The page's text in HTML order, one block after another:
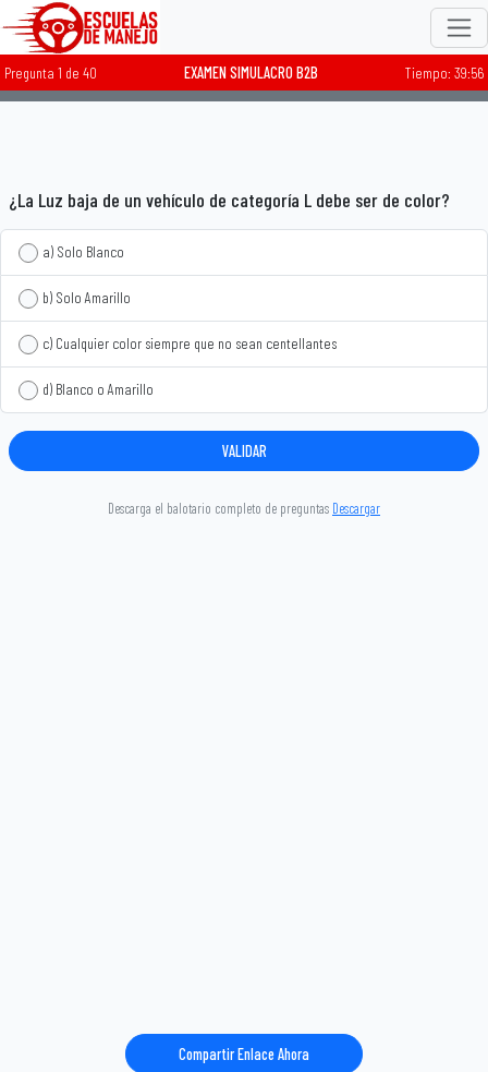
Pregunta 1 de 40 EXAMEN SIMULACRO B2B Tiempo: 39:55
¿La Luz baja de un vehículo de categoría L debe ser de color?
a) Solo Blanco
b) Solo Amarillo
c) Cualquier color siempre que no sean centellantes
d) Blanco o Amarillo
VALIDAR
Descarga el balotario completo de preguntas Descargar
Compartir Enlace Ahora